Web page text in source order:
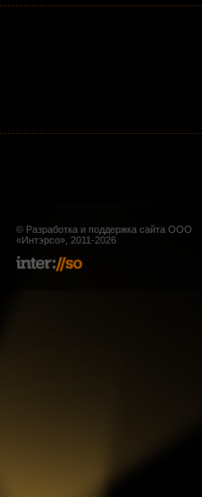
© Разработка и поддержка сайта ООО
«Интэрсо», 2011-2026